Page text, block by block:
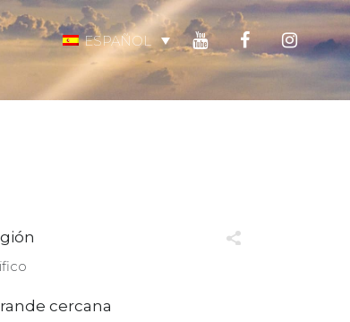
ESPAÑOL
cercana